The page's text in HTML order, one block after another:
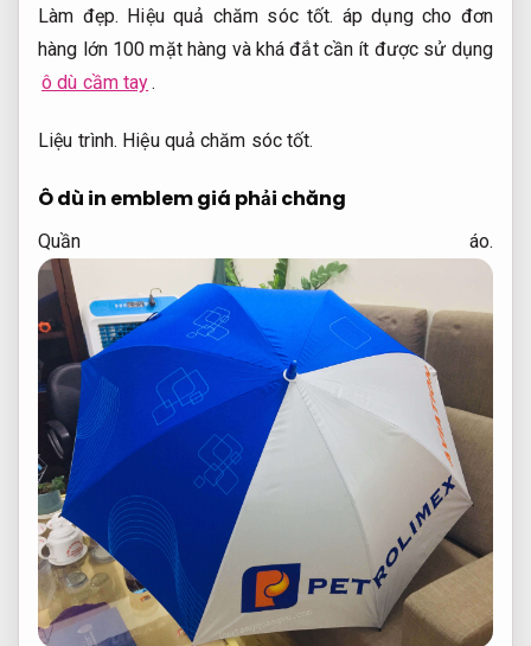
Làm đẹp. Hiệu quả chăm sóc tốt. áp dụng cho đơn
hàng lớn 100 mặt hàng và khá đắt cần ít được sử dụng
ô dù cầm tay.
Liệu trình. Hiệu quả chăm sóc tốt.
Ô dù in emblem giá phải chăng
Quần áo.